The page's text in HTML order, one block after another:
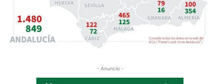
- Anuncio -